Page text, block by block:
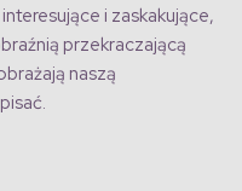
i zaskakujące,
przekraczającą
naszą